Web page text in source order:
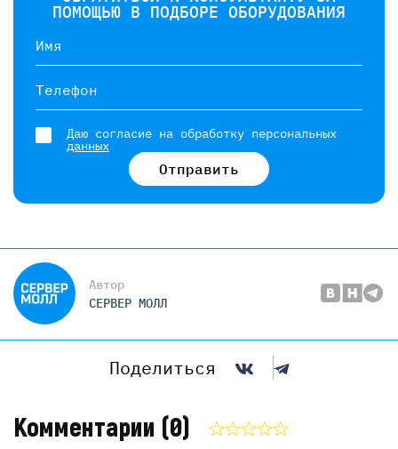
ПОМОЩЬЮ В ПОДБОРЕ ОБОРУДОВАНИЯ
Имя
Телефон
Даю согласие на обработку персональных
данных
Отправить
Автор
СЕРВЕР МОЛЛ
Поделиться
Комментарии (0)